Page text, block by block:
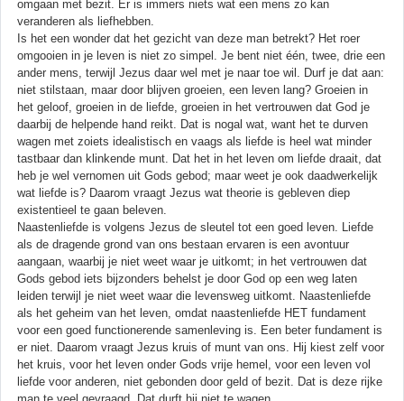
omgaan met bezit. Er is immers niets wat een mens zo kan
veranderen als liefhebben.
Is het een wonder dat het gezicht van deze man betrekt? Het roer
omgooien in je leven is niet zo simpel. Je bent niet één, twee, drie een
ander mens, terwijl Jezus daar wel met je naar toe wil. Durf je dat aan:
niet stilstaan, maar door blijven groeien, een leven lang? Groeien in
het geloof, groeien in de liefde, groeien in het vertrouwen dat God je
daarbij de helpende hand reikt. Dat is nogal wat, want het te durven
wagen met zoiets idealistisch en vaags als liefde is heel wat minder
tastbaar dan klinkende munt. Dat het in het leven om liefde draait, dat
heb je wel vernomen uit Gods gebod; maar weet je ook daadwerkelijk
wat liefde is? Daarom vraagt Jezus wat theorie is gebleven diep
existentieel te gaan beleven.
Naastenliefde is volgens Jezus de sleutel tot een goed leven. Liefde
als de dragende grond van ons bestaan ervaren is een avontuur
aangaan, waarbij je niet weet waar je uitkomt; in het vertrouwen dat
Gods gebod iets bijzonders behelst je door God op een weg laten
leiden terwijl je niet weet waar die levensweg uitkomt. Naastenliefde
als het geheim van het leven, omdat naastenliefde HET fundament
voor een goed functionerende samenleving is. Een beter fundament is
er niet. Daarom vraagt Jezus kruis of munt van ons. Hij kiest zelf voor
het kruis, voor het leven onder Gods vrije hemel, voor een leven vol
liefde voor anderen, niet gebonden door geld of bezit. Dat is deze rijke